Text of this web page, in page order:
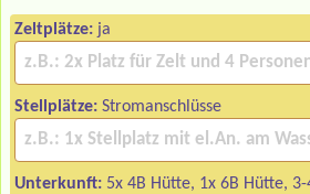
Zeltplätze: ja
Stellplätze: Stromanschlüsse
Unterkunft: 5x 4B Hütte, 1x 6B Hütte,